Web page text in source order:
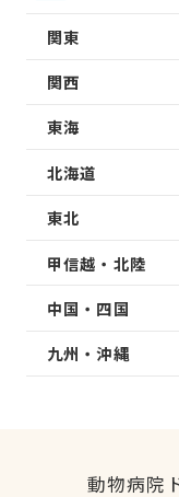
関東
関西
東海
北海道
東北
甲信越・北陸
中国・四国
九州・沖縄
動物病院